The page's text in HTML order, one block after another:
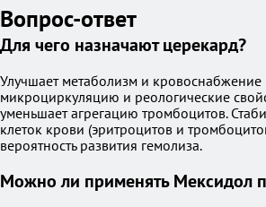
Вопрос-ответ
Для чего назначают церекард?
Улучшает метаболизм и кровоснабжение
микроциркуляцию и реологические
уменьшает агрегацию тромбоцитов.
клеток крови (эритроцитов и
вероятность развития гемолиза.
Можно ли применять Мексидол